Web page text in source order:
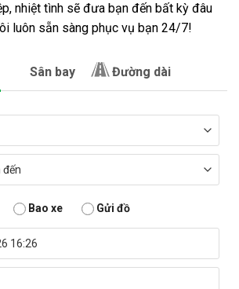
nhiệt tình sẽ đưa bạn đến bất kỳ đâu
luôn sẵn sàng phục vụ bạn 24/7!
Sân bay Đường dài
Bao xe Gửi đồ